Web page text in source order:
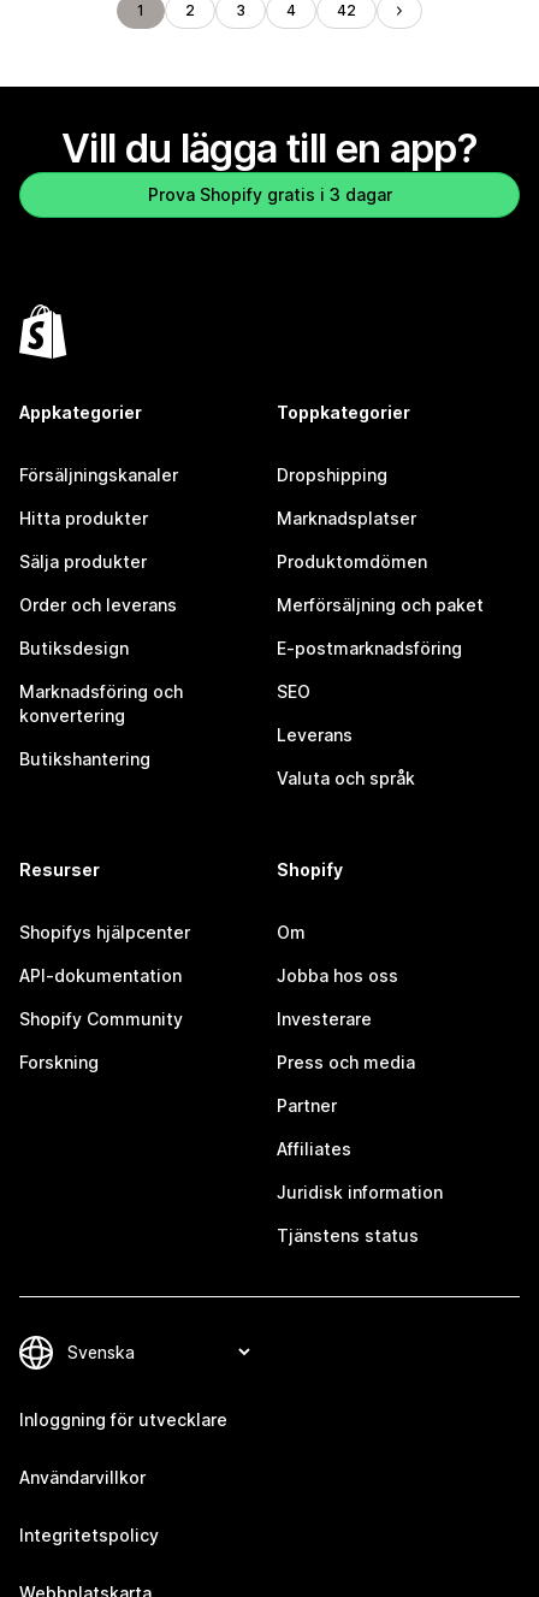
1 2 3 4 42
Vill du lägga till en app?
Prova Shopify gratis i 3 dagar
Appkategorier
Försäljningskanaler
Hitta produkter
Sälja produkter
Order och leverans
Butiksdesign
Marknadsföring och
konvertering
Butikshantering
Toppkategorier
Dropshipping
Marknadsplatser
Produktomdömen
Merförsäljning och paket
E-postmarknadsföring
SEO
Leverans
Valuta och språk
Resurser
Shopifys hjälpcenter
API-dokumentation
Shopify Community
Forskning
Shopify
Om
Jobba hos oss
Investerare
Press och media
Partner
Affiliates
Juridisk information
Tjänstens status
Inloggning för utvecklare
Användarvillkor
Integritetspolicy
Webbplatskarta